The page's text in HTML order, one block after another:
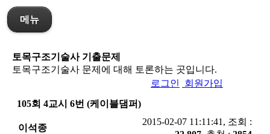
메뉴
토목구조기술사 기출문제
토목구조기술사 문제에 대해 토론하는 곳입니다.
로그인
회원가입
105회 4교시 6번 (케이블댐퍼)
이석종
2015-02-07 11:11:41, 조회 :